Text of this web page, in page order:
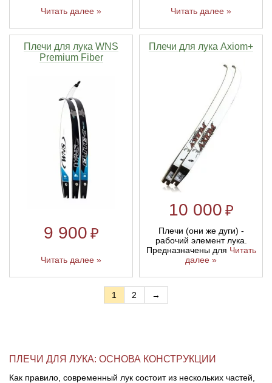
Читать далее » Читать далее »
Плечи для лука WNS
Premium Fiber
9 900 ₽
Читать далее »
Плечи для лука Axiom+
10 000 ₽
Плечи (они же дуги) -
рабочий элемент лука.
Предназначены для Читать
далее »
1 2 →
ПЛЕЧИ ДЛЯ ЛУКА: ОСНОВА КОНСТРУКЦИИ
Как правило, современный лук состоит из нескольких частей,